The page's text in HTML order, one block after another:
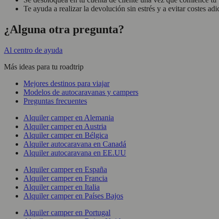
Te ayuda a realizar la devolución sin estrés y a evitar costes
¿Alguna otra pregunta?
Al centro de ayuda
Más ideas para tu roadtrip
Mejores destinos para viajar
Modelos de autocaravanas y campers
Preguntas frecuentes
Alquiler camper en Alemania
Alquiler camper en Austria
Alquiler camper en Bélgica
Alquiler autocaravana en Canadá
Alquiler autocaravana en EE.UU
Alquiler camper en España
Alquiler camper en Francia
Alquiler camper en Italia
Alquiler camper en Países Bajos
Alquiler camper en Portugal